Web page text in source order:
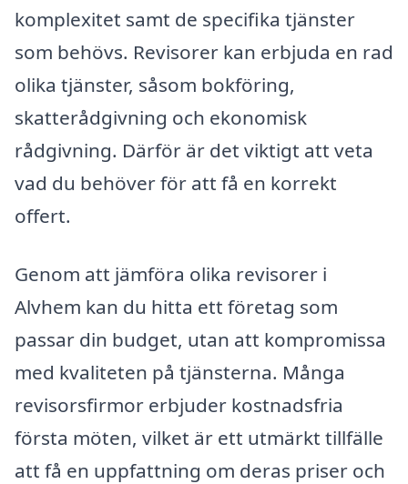
komplexitet samt de specifika tjänster
som behövs. Revisorer kan erbjuda en rad
olika tjänster, såsom bokföring,
skatterådgivning och ekonomisk
rådgivning. Därför är det viktigt att veta
vad du behöver för att få en korrekt
offert.
Genom att jämföra olika revisorer i
Alvhem kan du hitta ett företag som
passar din budget, utan att kompromissa
med kvaliteten på tjänsterna. Många
revisorsfirmor erbjuder kostnadsfria
första möten, vilket är ett utmärkt tillfälle
att få en uppfattning om deras priser och